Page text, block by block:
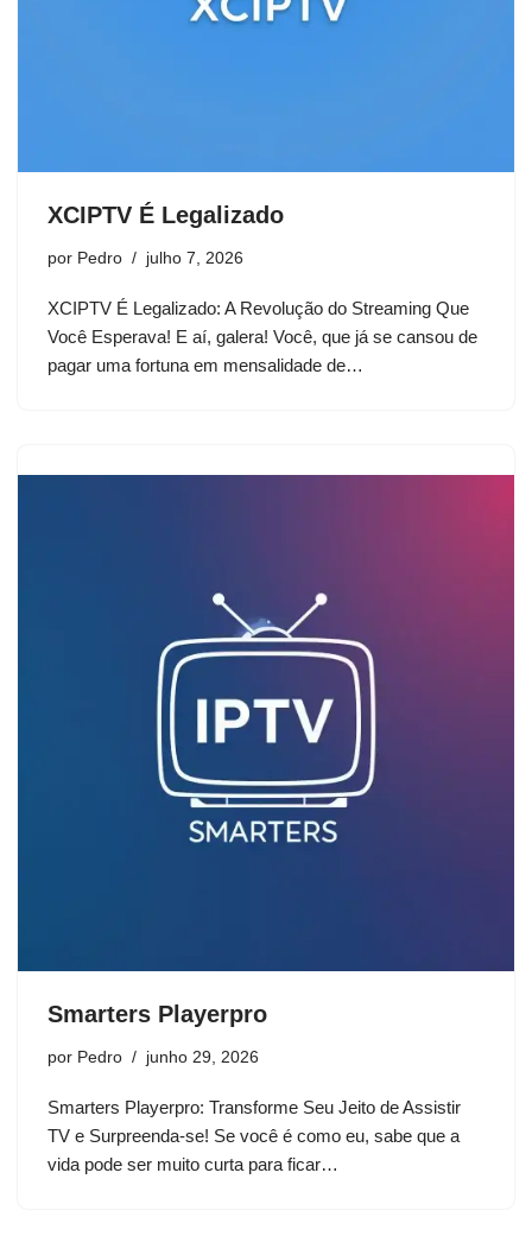
XCIPTV É Legalizado
por Pedro julho 7, 2026
XCIPTV É Legalizado: A Revolução do Streaming Que
Você Esperava! E aí, galera! Você, que já se cansou de
pagar uma fortuna em mensalidade de…
Smarters Playerpro
por Pedro junho 29, 2026
Smarters Playerpro: Transforme Seu Jeito de Assistir
TV e Surpreenda-se! Se você é como eu, sabe que a
vida pode ser muito curta para ficar…